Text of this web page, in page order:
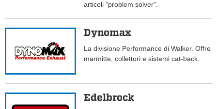
articoli "problem solver".
Dynomax
La divisione Performance di Walker. Offre
marmitte, collettori e sistemi cat-back.
Edelbrock